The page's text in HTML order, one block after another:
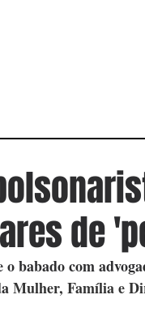
de
babado com
Mulher, Família e